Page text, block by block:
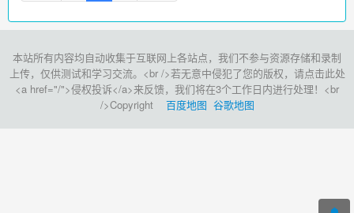
本站所有内容均自动收集于互联网上各站点，我们不参与资源存储和录制
上传，仅供测试和学习交流。<br />若无意中侵犯了您的版权，请点击此处
<a href="/">侵权投诉</a>来反馈，我们将在3个工作日内进行处理！<br
/>Copyright 百度地图 谷歌地图